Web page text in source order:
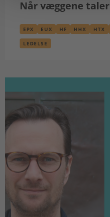
Når væggene taler
EPX EUX HF HHX HTX
LEDELSE